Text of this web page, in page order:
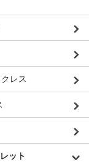
レス
ット